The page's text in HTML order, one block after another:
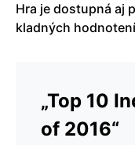
Hra je dostupná aj
kladných
„Top 10
of 2016“